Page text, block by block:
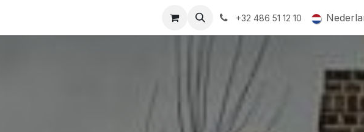
QR-labels Leifruit Subsidiedossiers
+32 486 51 12 10